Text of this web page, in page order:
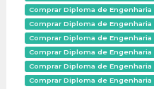
Comprar Diploma de Engenharia
Comprar Diploma de
Comprar Diploma de
Comprar Diploma de
Comprar Diploma de Engenharia
Comprar Diploma de Engenharia